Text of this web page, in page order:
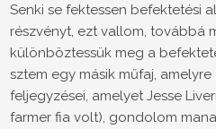
Senki se fektessen befektetési
részvényt, ezt vallom, továbbá
különböztessük meg a
sztem egy másik műfaj,
feljegyzései, amelyet Jesse
farmer fia volt), gondolom